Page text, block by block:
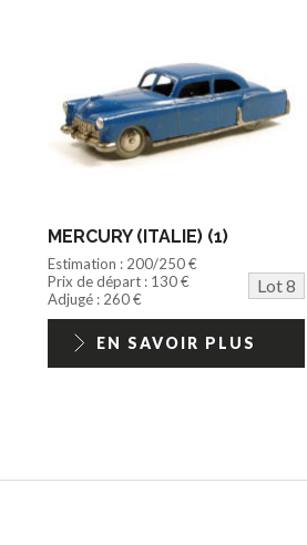
MERCURY (ITALIE) (1)
Estimation : 200/250 €
Prix de départ : 130 €
Lot 8
Adjugé : 260 €
EN SAVOIR PLUS